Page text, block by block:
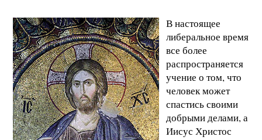
В настоящее
либеральное время
все более
распространяется
учение о том, что
человек может
спастись своими
добрыми делами, а
Иисус Христос